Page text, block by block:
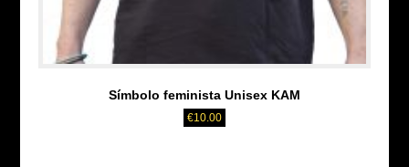
Símbolo feminista Unisex KAM
€10.00